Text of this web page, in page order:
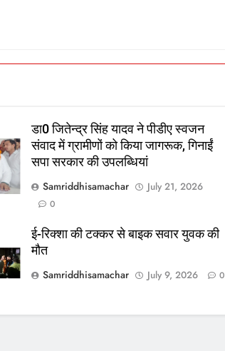
डा0 जितेन्द्र सिंह यादव ने पीडीए स्वजन
संवाद में ग्रामीणों को किया जागरूक, गिनाईं
सपा सरकार की उपलब्धियां
Samriddhisamachar
July 21, 2026
0
ई-रिक्शा की टक्कर से बाइक सवार युवक की
मौत
Samriddhisamachar
July 9, 2026 0